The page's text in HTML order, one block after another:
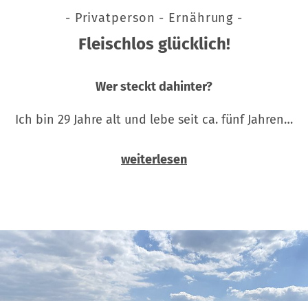
- Privatperson - Ernährung -
Fleischlos glücklich!
Wer steckt dahinter?
Ich bin 29 Jahre alt und lebe seit ca. fünf Jahren…
weiterlesen